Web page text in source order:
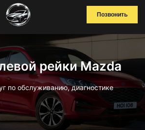
Позвонить
рейки Mazda
по обслуживанию, диагностике